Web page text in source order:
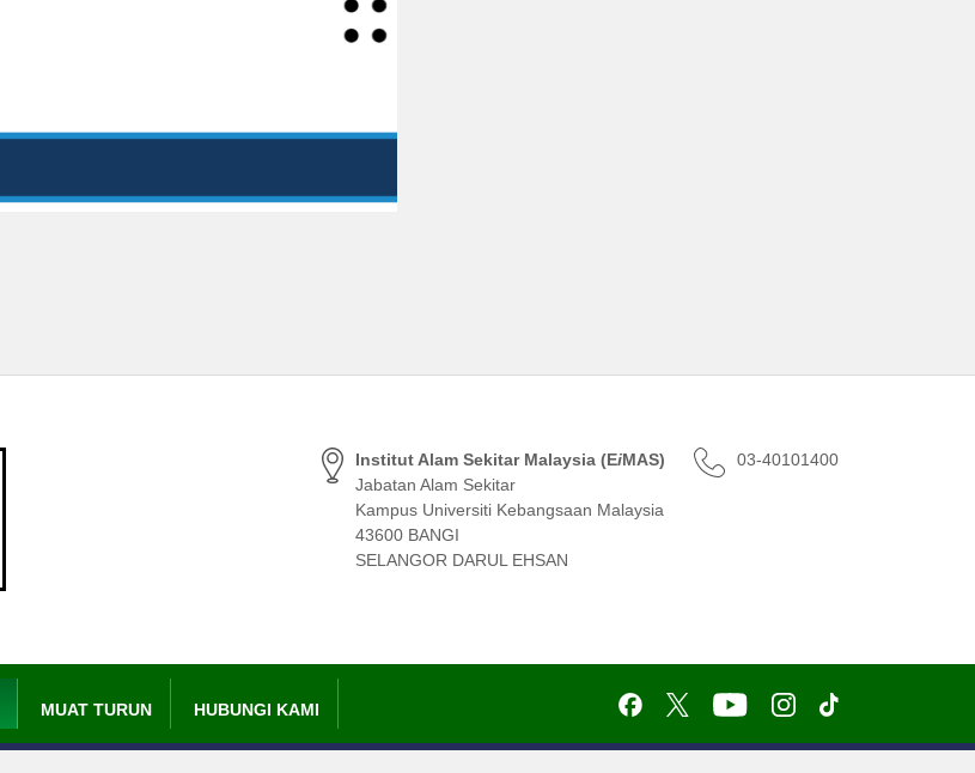
Institut Alam Sekitar Malaysia (EiMAS)
Jabatan Alam Sekitar
Kampus Universiti Kebangsaan Malaysia
43600 BANGI
SELANGOR DARUL EHSAN
03-40101400
MUAT TURUN HUBUNGI KAMI